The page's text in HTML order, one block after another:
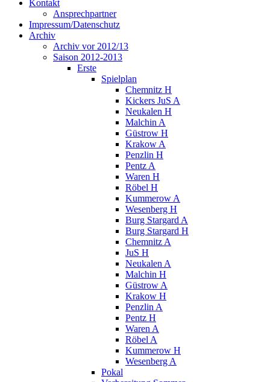
Kontakt
Ansprechpartner
Impressum/Datenschutz
Archiv
Archiv vor 2012/13
Saison 2012-2013
Erste
Spielplan
Chemnitz H
Kickers JuS A
Neukalen H
Malchin A
Güstrow H
Krakow A
Penzlin H
Pentz A
Waren H
Röbel H
Kummerow A
Wesenberg H
Burg Stargard A
Burg Stargard H
Chemnitz A
JuS H
Neukalen A
Malchin H
Güstrow A
Krakow H
Penzlin A
Pentz H
Waren A
Röbel A
Kummerow H
Wesenberg A
Pokal